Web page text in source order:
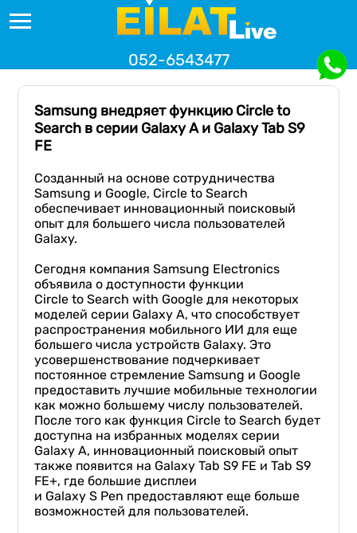
052-6543477
Samsung внедряет функцию Circle to
Search в серии Galaxy A и Galaxy Tab S9
FE
Созданный на основе сотрудничества
Samsung и Google, Circle to Search
обеспечивает инновационный поисковый
опыт для большего числа пользователей
Galaxy.
Сегодня компания Samsung Electronics
объявила о доступности функции
Circle to Search with Google для некоторых
моделей серии Galaxy A, что способствует
распространения мобильного ИИ для еще
большего числа устройств Galaxy. Это
усовершенствование подчеркивает
постоянное стремление Samsung и Google
предоставить лучшие мобильные технологии
как можно большему числу пользователей.
После того как функция Circle to Search будет
доступна на избранных моделях серии
Galaxy A, инновационный поисковый опыт
также появится на Galaxy Tab S9 FE и Tab S9
FE+, где большие дисплеи
и Galaxy S Pen предоставляют еще больше
возможностей для пользователей.